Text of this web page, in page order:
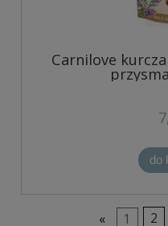
Carnilove
do
« 1 2